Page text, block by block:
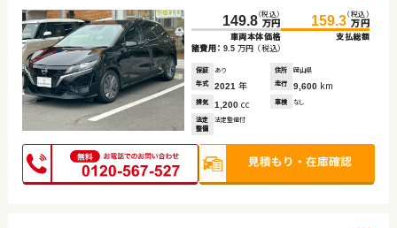
149.8（税込）
万円
車両本体価格
159.3（税込）
万円
支払総額
諸費用： 9.5 万円 （税込）
保証 あり 住所
岡山県
年式
2021 年 走行 9,600 km
排気 1,200 cc 車検 なし
法定
整備
法定整備付